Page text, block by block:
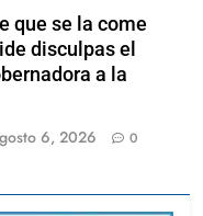
que se la come
disculpas el
a la
6, 2026 0